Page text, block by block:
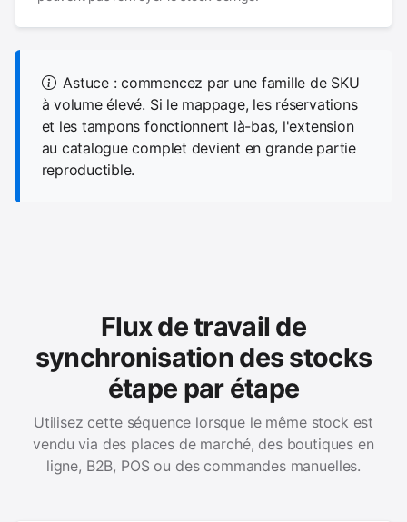
Astuce : commencez par une famille de SKU
à volume élevé. Si le mappage, les réservations
et les tampons fonctionnent là-bas, l'extension
au catalogue complet devient en grande partie
reproductible.
Flux de travail de
synchronisation des stocks
étape par étape
Utilisez cette séquence lorsque le même stock est
vendu via des places de marché, des boutiques en
ligne, B2B, POS ou des commandes manuelles.